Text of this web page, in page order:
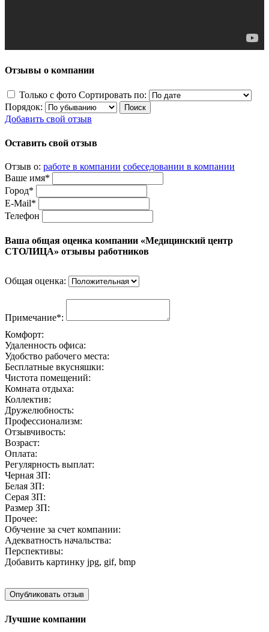
Отзывы о компании
Только с фото Сортировать по:
Порядок:
Добавить свой отзыв
Оставить свой отзыв
Отзыв о: работе в компании собеседовании в компании
Ваше имя*
Город*
E-Mail*
Телефон
Ваша общая оценка компании «Медицинский центр
СТОЛИЦА» отзывы работников
Общая оценка:
Примечание*:
Комфорт:
Удаленность офиса:
Удобство рабочего места:
Бесплатные вкусняшки:
Чистота помещений:
Комната отдыха:
Коллектив:
Дружелюбность:
Профессионализм:
Отзывчивость:
Возраст:
Оплата:
Регулярность выплат:
Черная ЗП:
Белая ЗП:
Серая ЗП:
Размер ЗП:
Прочее:
Обучение за счет компании:
Адекватность начальства:
Перспективы:
Добавить картинку jpg, gif, bmp
Лучшие компании